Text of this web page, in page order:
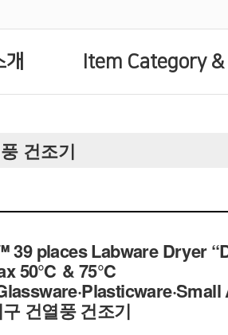
개 Item Category
건조기
39 places Labware Dryer
50℃ & 75℃
건열풍 건조기